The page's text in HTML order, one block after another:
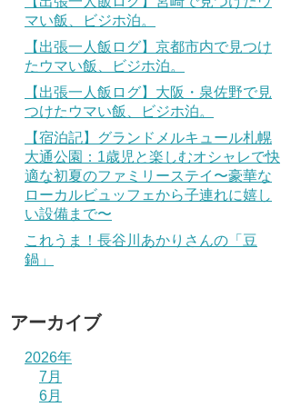
マい飯、ビジホ泊。
【出張一人飯ログ】京都市内で見つけ
たウマい飯、ビジホ泊。
【出張一人飯ログ】大阪・泉佐野で見
つけたウマい飯、ビジホ泊。
【宿泊記】グランドメルキュール札幌
大通公園：1歳児と楽しむオシャレで快
適な初夏のファミリーステイ〜豪華な
ローカルビュッフェから子連れに嬉し
い設備まで〜
これうま！長谷川あかりさんの「豆
鍋」
アーカイブ
2026年
7月
6月